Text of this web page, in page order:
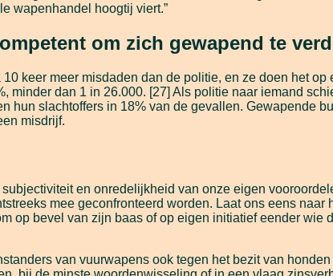
wapenhandel hoogtij viert.”
om zich gewapend te
keer meer misdaden dan de politie, en ze doen het
minder dan 1 in 26.000. [27] Als politie naar iemand
hun slachtoffers in 18% van de gevallen. Gewapende
misdrijf.
en onredelijkheid van onze eigen
mee geconfronteerd worden. Laat ons eens
op bevel van zijn baas of op eigen initiatief eender
van vuurwapens ook tegen het bezit van